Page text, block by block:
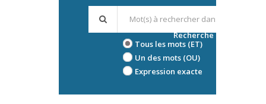
Tous les mots (ET)
Un des mots (OU)
Expression exacte
Recherche avancée